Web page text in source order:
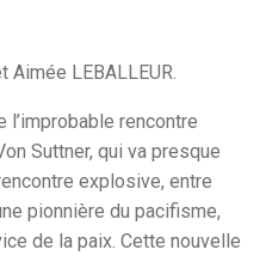
Aimée LEBALLEUR.
l’improbable rencontre
Suttner, qui va presque
explosive, entre
pionnière du pacifisme,
de la paix. Cette nouvelle